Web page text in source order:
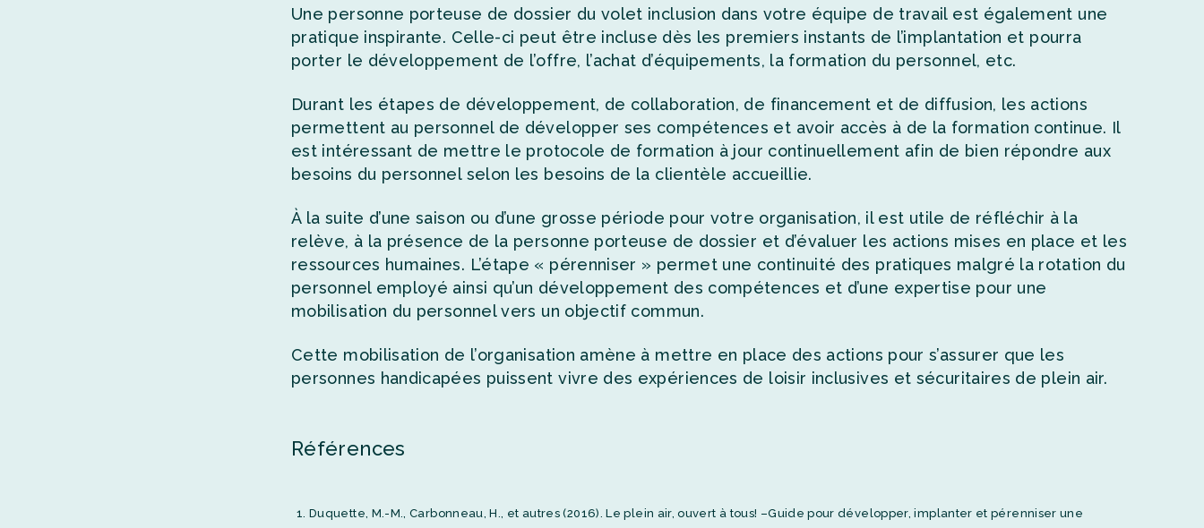
Une personne porteuse de dossier du volet inclusion dans votre équipe de travail est également une
pratique inspirante. Celle-ci peut être incluse dès les premiers instants de l’implantation et pourra
porter le développement de l’offre, l’achat d’équipements, la formation du personnel, etc.
Durant les étapes de développement, de collaboration, de financement et de diffusion, les actions
permettent au personnel de développer ses compétences et avoir accès à de la formation continue. Il
est intéressant de mettre le protocole de formation à jour continuellement afin de bien répondre aux
besoins du personnel selon les besoins de la clientèle accueillie.
À la suite d’une saison ou d’une grosse période pour votre organisation, il est utile de réfléchir à la
relève, à la présence de la personne porteuse de dossier et d’évaluer les actions mises en place et les
ressources humaines. L’étape « pérenniser » permet une continuité des pratiques malgré la rotation du
personnel employé ainsi qu’un développement des compétences et d’une expertise pour une
mobilisation du personnel vers un objectif commun.
Cette mobilisation de l’organisation amène à mettre en place des actions pour s’assurer que les
personnes handicapées puissent vivre des expériences de loisir inclusives et sécuritaires de plein air.
Références
Duquette, M.-M., Carbonneau, H., et autres (2016). Le plein air, ouvert à tous! –Guide pour développer, implanter et pérenniser une